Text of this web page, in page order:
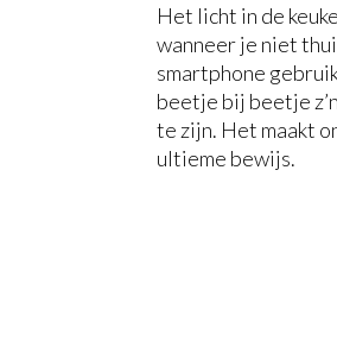
Het licht in de
wanneer je niet
smartphone
beetje bij beetje
te zijn. Het maakt
ultieme bewijs.